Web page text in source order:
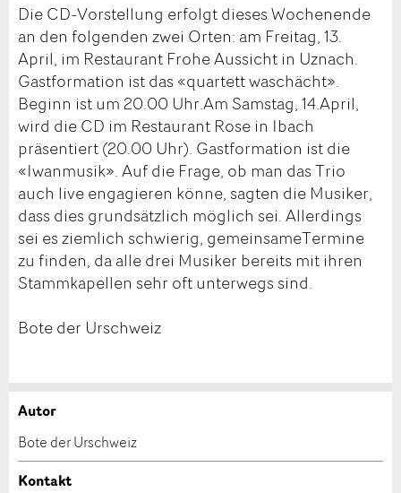
Die CD-Vorstellung erfolgt dieses Wochenende
an den folgenden zwei Orten: am Freitag, 13.
April, im Restaurant Frohe Aussicht in Uznach.
Gastformation ist das «quartett waschächt».
Beginn ist um 20.00 Uhr.Am Samstag, 14.April,
wird die CD im Restaurant Rose in Ibach
präsentiert (20.00 Uhr). Gastformation ist die
«Iwanmusik». Auf die Frage, ob man das Trio
auch live engagieren könne, sagten die Musiker,
dass dies grundsätzlich möglich sei. Allerdings
sei es ziemlich schwierig, gemeinsameTermine
zu finden, da alle drei Musiker bereits mit ihren
Stammkapellen sehr oft unterwegs sind.
Bote der Urschweiz
Anzeige beanstanden
Ihr Feedback wird sehr geschätzt!
Anzeige weiterempfehlen
Empfehlen Sie diese Anzeige an Freunde weiter.
Autor
Bote der Urschweiz
Kontakt